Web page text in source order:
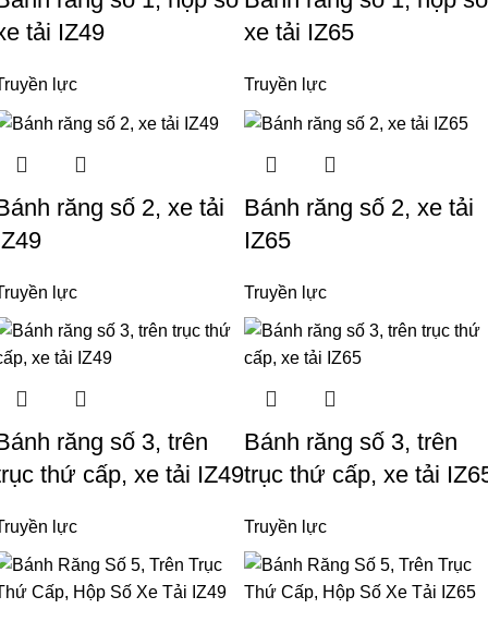
tải IZ49
lực
xe tải IZ65
Truyền lực
răng số 2, xe tải
lực
Bánh răng số 2, xe tải
IZ65
Truyền lực
răng số 3, trên
thứ cấp, xe tải IZ49
lực
Bánh răng số 3, trên
trục thứ cấp, xe tải
Truyền lực